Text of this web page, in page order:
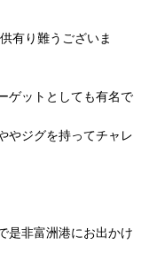
有り難うございま
ゲットとしても有名で
やジグを持ってチャレ
是非富洲港にお出かけ